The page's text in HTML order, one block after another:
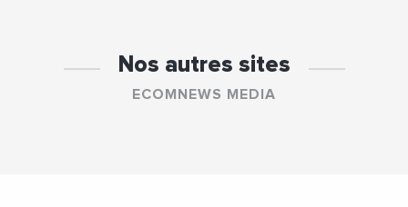
Nos autres sites
ECOMNEWS MEDIA